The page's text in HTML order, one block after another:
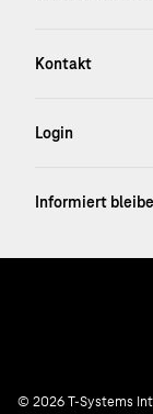
© 2026 T-Systems